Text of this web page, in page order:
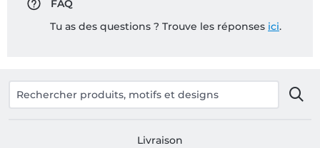
FAQ
Tu as des questions ? Trouve les réponses ici.
Livraison